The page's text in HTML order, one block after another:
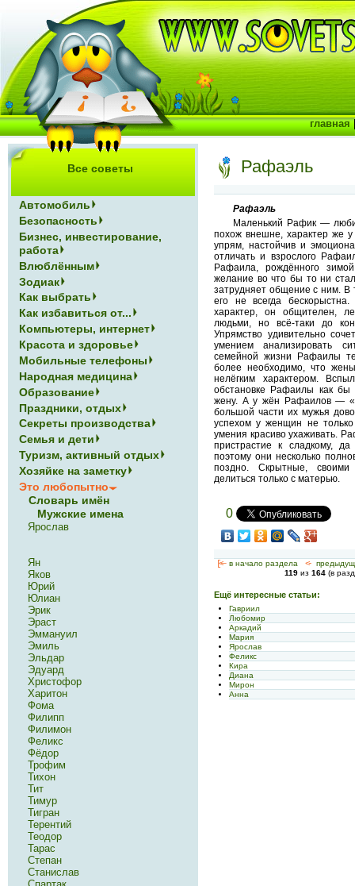
Рафаэль
Рафаэль
Маленький Рафик —
похож внешне, характер же
упрям, настойчив и
отличать и взрослого
Рафаила, рождённого
желание во что бы то ни
затрудняет общение с ним. В
его не всегда
характер, он общителен,
людьми, но всё-таки до
Упрямство удивительно
умением анализировать
семейной жизни Рафаилы
более необходимо, что
нелёгким характером.
обстановке Рафаилы как бы
жену. А у жён Рафаилов —
большой части их мужья
успехом у женщин не
умения красиво ухаживать.
пристрастие к сладкому,
поэтому они несколько
поздно. Скрытные,
делиться только с матерью.
0
[<— в начало раздела <-
119из 164(в
Ещё интересные статьи:
Гавриил
Любомир
Аркадий
Мария
Ярослав
Феликс
Кира
Диана
Мирон
Анна
Все советы
Автомобиль
Безопасность
Бизнес, инвестирование,
работа
Влюблённым
Зодиак
Как выбрать
Как избавиться от...
Компьютеры, интернет
Красота и здоровье
Мобильные телефоны
Народная медицина
Образование
Праздники, отдых
Секреты производства
Семья и дети
Туризм, активный отдых
Хозяйке на заметку
Это любопытно
Словарь имён
Мужские имена
Ярослав
Ян
Яков
Юрий
Юлиан
Эрик
Эраст
Эммануил
Эмиль
Эльдар
Эдуард
Христофор
Харитон
Фома
Филипп
Филимон
Феликс
Фёдор
Трофим
Тихон
Тит
Тимур
Тигран
Терентий
Теодор
Тарас
Степан
Станислав
главная